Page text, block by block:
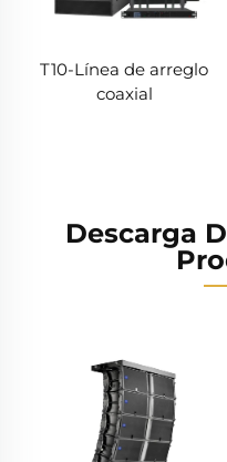
T10-Línea de arreglo
coaxial
Descarga